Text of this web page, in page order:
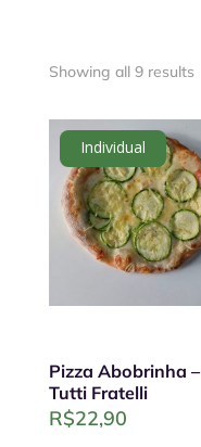
Showing all 9 results
Individual
Pizza Abobrinha –
Tutti Fratelli
R$22,90